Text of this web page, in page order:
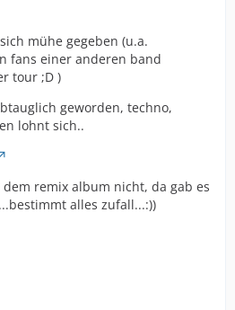
mühe gegeben (u.a.
fans einer anderen band
tour ;D )
geworden, techno,
lohnt sich..
remix album nicht, da gab es
alles zufall...:))